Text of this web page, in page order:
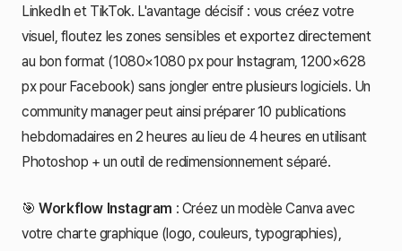
LinkedIn et TikTok. L'avantage décisif : vous créez votre
visuel, floutez les zones sensibles et exportez directement
au bon format (1080×1080 px pour Instagram, 1200×628
px pour Facebook) sans jongler entre plusieurs logiciels. Un
community manager peut ainsi préparer 10 publications
hebdomadaires en 2 heures au lieu de 4 heures en utilisant
Photoshop + un outil de redimensionnement séparé.
🎯Workflow Instagram : Créez un modèle Canva avec
votre charte graphique (logo, couleurs, typographies),